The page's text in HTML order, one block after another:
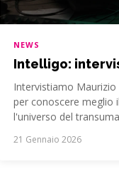
NEWS
Intelligo:
Intervistiamo
per conoscere meglio
l'universo del
21 Gennaio 2026